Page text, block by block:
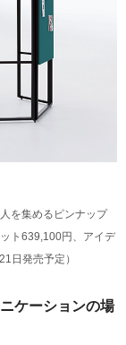
を集めるピンナップ
ト639,100円、アイデ
日発売予定）
ケーションの場